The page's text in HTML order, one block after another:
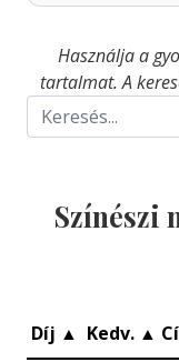
Használja a
tartalmat. A
Színészi
Díj ▲ Kedv. ▲